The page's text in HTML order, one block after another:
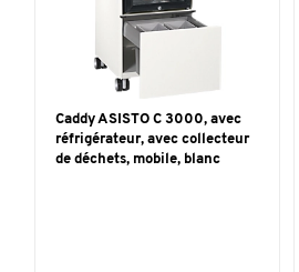
Caddy ASISTO C 3000, avec
réfrigérateur, avec collecteur
de déchets, mobile, blanc